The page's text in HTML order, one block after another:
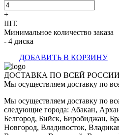
+
ШТ.
Минимальное количество заказа
- 4 диска
ДОБАВИТЬ В КОРЗИНУ
ДОСТАВКА ПО ВСЕЙ
Мы осуществляем доставку по
Мы осуществляем доставку по
следующие города: Абакан,
Белгород, Бийск, Биробиджан,
Новгород, Владивосток,